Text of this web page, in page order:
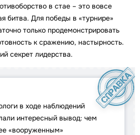
в стае – это вовсе
битва. Для победы в «турнире»
только продемонстрировать
к сражению, настырность.
секрет лидерства.
в ходе наблюдений
интересный вывод: чем
«вооруженным»